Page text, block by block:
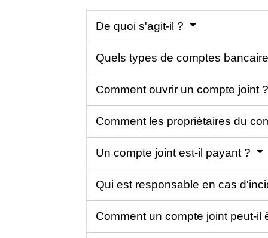
De quoi s'agit-il ?
Quels types de comptes
Comment ouvrir un compte joint
Comment les propriétaires du
Un compte joint est-il payant ?
Qui est responsable en cas
Comment un compte joint peut-il